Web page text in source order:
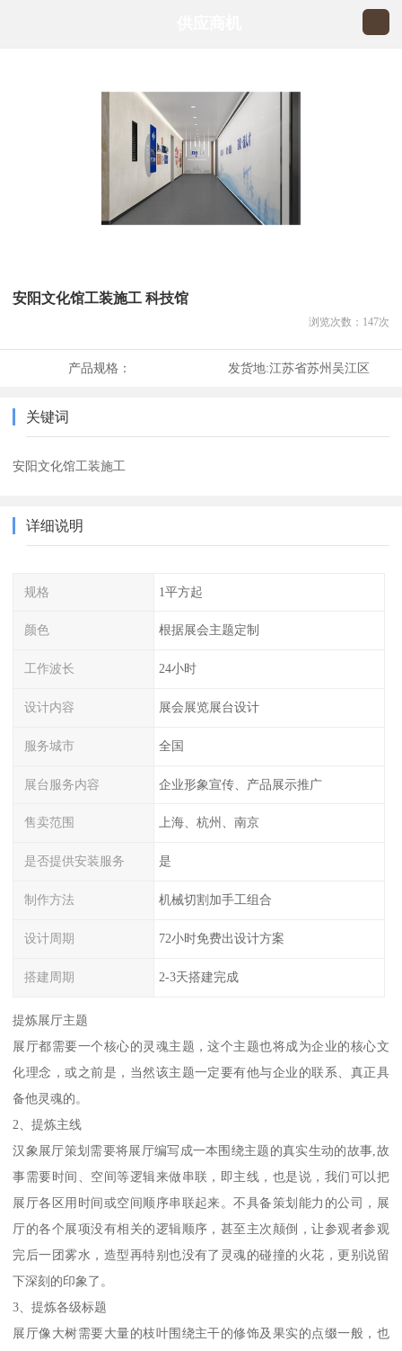
安阳文化馆工装施工 科技馆
浏览次数： 147次
产品规格： 发货地:江苏省苏州吴江区
关键词
安阳文化馆工装施工
详细说明
规格 1平方起
颜色 根据展会主题定制
工作波长 24小时
设计内容 展会展览展台设计
服务城市 全国
展台服务内容 企业形象宣传、产品展示推广
售卖范围 上海、杭州、南京
是否提供安装服务 是
制作方法 机械切割加手工组合
设计周期 72小时免费出设计方案
搭建周期 2-3天搭建完成
提炼展厅主题
展厅都需要一个核心的灵魂主题，这个主题也将成为企业的核心文
化理念，或之前是，当然该主题一定要有他与企业的联系、真正具
备他灵魂的。
2、提炼主线
汉象展厅策划需要将展厅编写成一本围绕主题的真实生动的故事,故
事需要时间、空间等逻辑来做串联，即主线，也是说，我们可以把
展厅各区用时间或空间顺序串联起来。不具备策划能力的公司，展
厅的各个展项没有相关的逻辑顺序，甚至主次颠倒，让参观者参观
完后一团雾水，造型再特别也没有了灵魂的碰撞的火花，更别说留
下深刻的印象了。
3、提炼各级标题
展厅像大树需要大量的枝叶围绕主干的修饰及果实的点缀一般，也